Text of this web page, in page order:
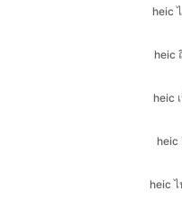
heic
heic
heic ไ
heic
heic